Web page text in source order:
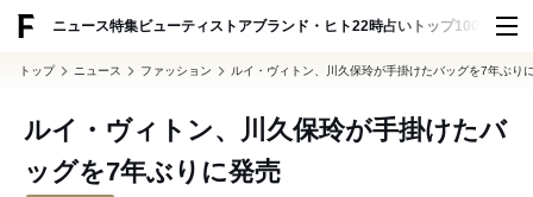
ニュース特集ビューティ ストアブランド・ヒト22時占い トップ100 スナッ
トップ ニュース ファッション ルイ・ヴィトン、川久保玲が手掛けたバッグを7年ぶり
ルイ・ヴィトン、川久保玲が手掛けたバ
ッグを7年ぶりに発売